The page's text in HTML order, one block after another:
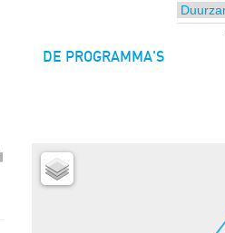
DE PROGRAMMA'S